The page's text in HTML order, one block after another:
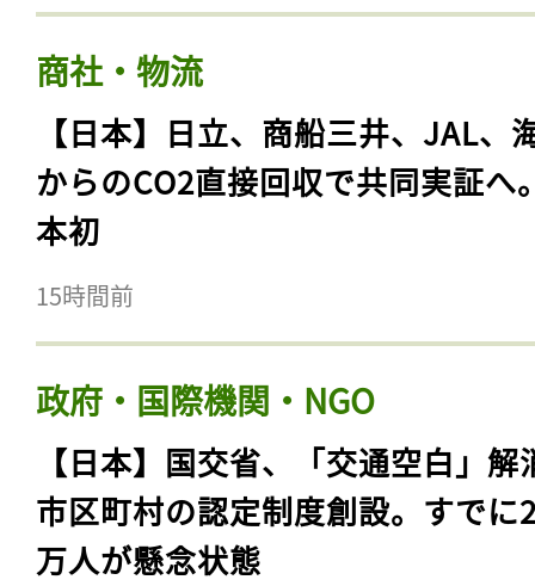
商社・物流
【日本】日立、商船三井、JAL、
からのCO2直接回収で共同実証へ
本初
15時間前
政府・国際機関・NGO
【日本】国交省、「交通空白」解
市区町村の認定制度創設。すでに
万人が懸念状態